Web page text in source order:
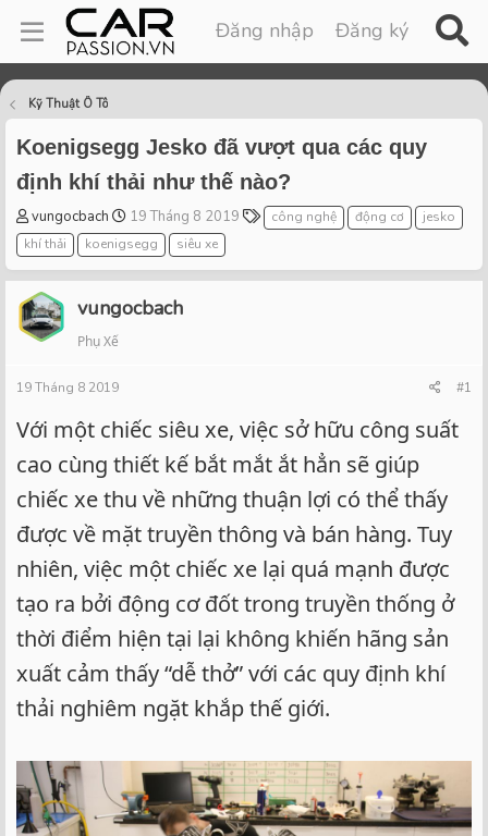
Đăng nhập Đăng ký
Kỹ Thuật Ô Tô
Koenigsegg Jesko đã vượt qua các quy
định khí thải như thế nào?
T
h
r
e
a
d
s
a
t
r
vungocbach
S
t
a
r
t
19 Tháng 8 2019
T
a
s
công nghệ động cơ
jesko
khí thải
koenigsegg siêu xe
vungocbach
Phụ Xế
19 Tháng 8 2019 #1
Với một chiếc siêu xe, việc sở hữu công suất
cao cùng thiết kế bắt mắt ắt hẳn sẽ giúp
chiếc xe thu về những thuận lợi có thể thấy
được về mặt truyền thông và bán hàng. Tuy
nhiên, việc một chiếc xe lại quá mạnh được
tạo ra bởi động cơ đốt trong truyền thống ở
thời điểm hiện tại lại không khiến hãng sản
xuất cảm thấy “dễ thở” với các quy định khí
thải nghiêm ngặt khắp thế giới.